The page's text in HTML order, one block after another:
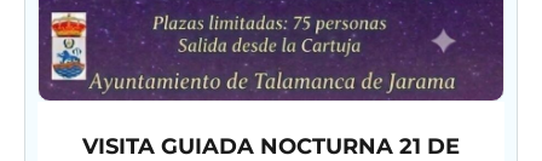
VISITA GUIADA NOCTURNA 21 DE